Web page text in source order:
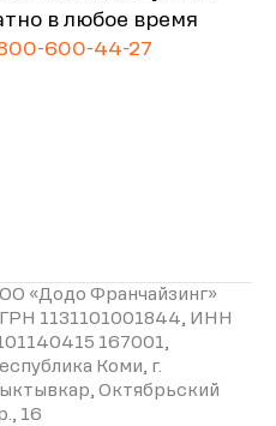
в любое время
600-44-27
«Додо Франчайзинг»
1131101001844, ИНН
167001,
Коми, г.
Октябрьский
16